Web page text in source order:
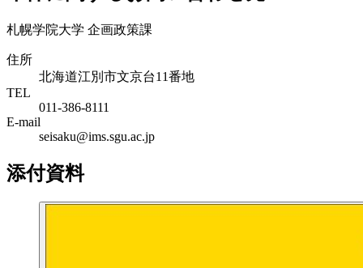
札幌学院大学 企画政策課
住所
北海道江別市文京台11番地
TEL
011-386-8111
E-mail
seisaku@ims.sgu.ac.jp
添付資料